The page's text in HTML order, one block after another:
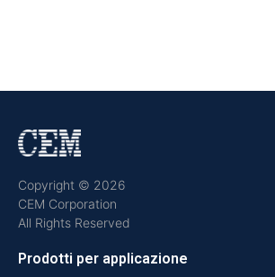
Copyright © 2026
CEM Corporation
All Rights Reserved
Prodotti per applicazione